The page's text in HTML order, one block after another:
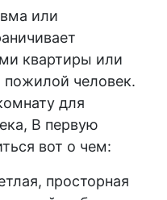
или
квартиры или
пожилой человек.
для
В первую
вот о чем:
просторная